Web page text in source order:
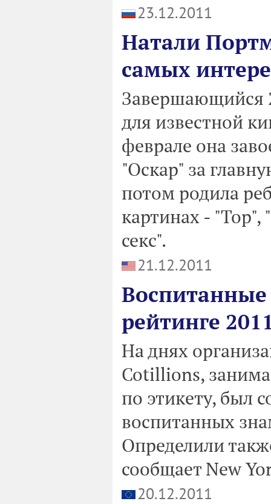
23.12.2011
Натали
самых
Завершающийся
для известной
феврале она
"Оскар" за
потом родила
картинах -
секс".
21.12.2011
рейтинге
На днях
Cotillions,
по этикету, был
воспитанных
Определили
сообщает New
20.12.2011